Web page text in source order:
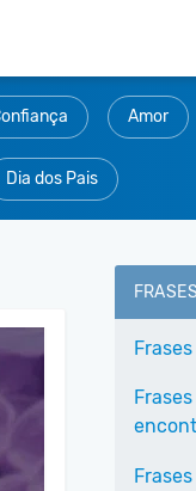
Amor
Dia dos Pais